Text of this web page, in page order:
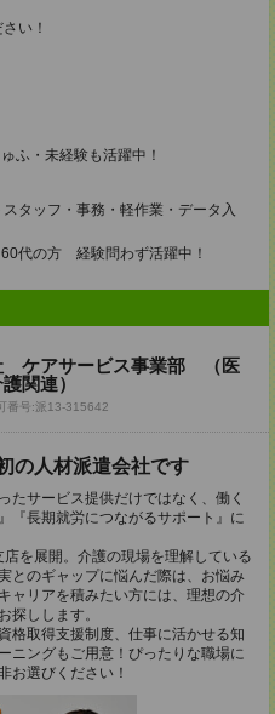
い！
ふ・未経験も活躍中！
タッフ・事務・軽作業・データ入
代の方 経験問わず活躍中！
ケアサービス事業部 （医
関連）
番号:派13-315642
の人材派遣会社です
たサービス提供だけではなく、働く
『長期就労につながるサポート』に
を展開。介護の現場を理解している
とのギャップに悩んだ際は、お悩み
ャリアを積みたい方には、理想の介
探しします。
格取得支援制度、仕事に活かせる知
ニングもご用意！ぴったりな職場に
お選びください！